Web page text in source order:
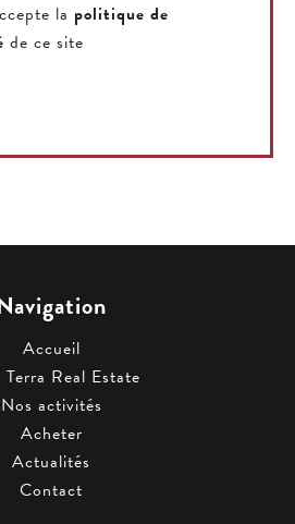
la politique de
de ce site
Accueil
Terra Real Estate
Nos activités
Acheter
Actualités
Contact